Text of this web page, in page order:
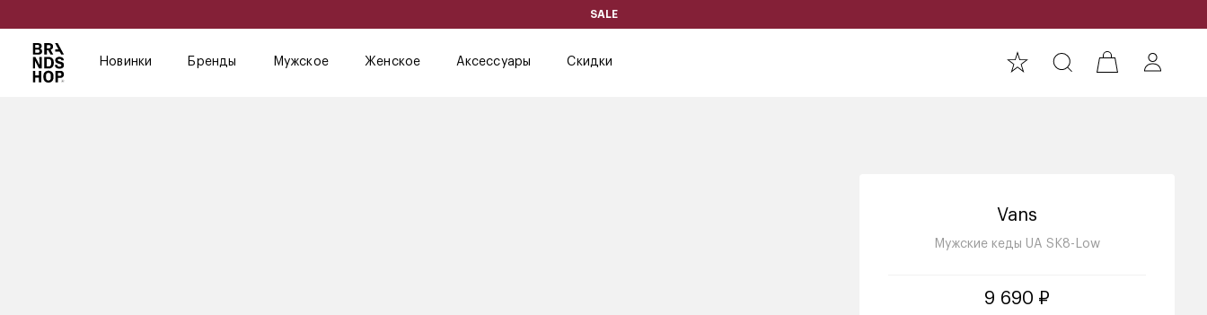
SALE
Новинки Бренды Мужское Женское Аксессуары Скидки
Vans
Мужские кеды UA SK8-Low
9 690 ₽